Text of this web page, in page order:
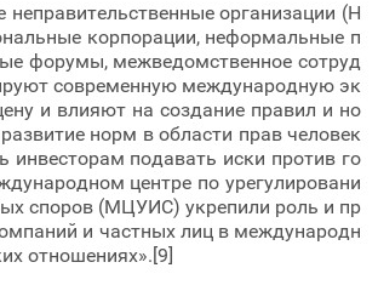
организации (Н
корпорации, неформальные п
форумы, межведомственное сотруд
современную международную эк
и влияют на создание правил и но
норм в области прав человек
инвесторам подавать иски против го
центре по урегулировани
споров (МЦУИС) укрепили роль и пр
и частных лиц в международн
отношениях».[9]